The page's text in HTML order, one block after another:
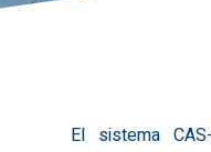
El sistema